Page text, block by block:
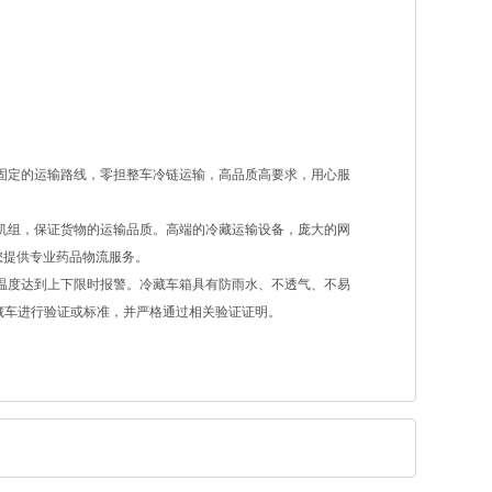
的运输路线，零担整车冷链运输，高品质高要求，用心服
，保证货物的运输品质。高端的冷藏运输设备，庞大的网
供专业药品物流服务。
达到上下限时报警。冷藏车箱具有防雨水、不透气、不易
进行验证或标准，并严格通过相关验证证明。